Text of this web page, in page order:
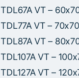
TDL67A VT –
TDL77A VT –
TDL87A VT –
TDL107A VT –
TDL127A VT –